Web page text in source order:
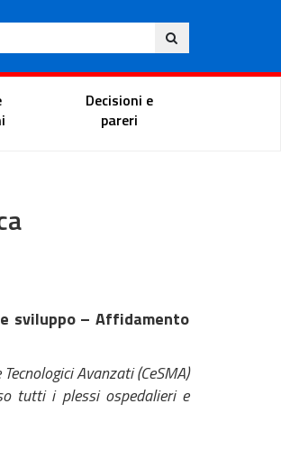
Ita
magistratoDecisioni e
pareri
sviluppo – Affidamento
Avanzati (CeSMA)
tutti i plessi ospedalieri e